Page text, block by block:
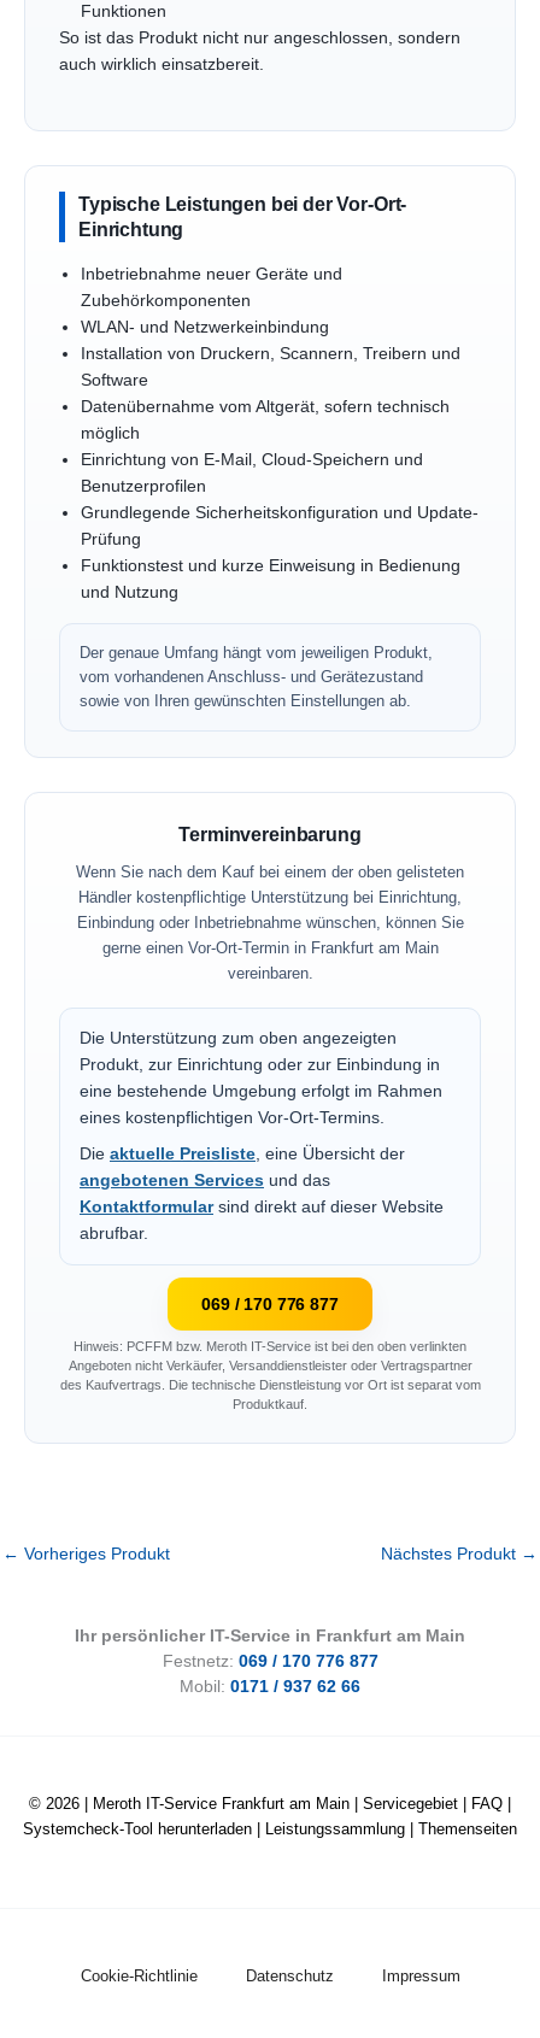
Funktionen
So ist das Produkt nicht nur angeschlossen, sondern
auch wirklich einsatzbereit.
Typische Leistungen bei der Vor-Ort-
Einrichtung
Inbetriebnahme neuer Geräte und
Zubehörkomponenten
WLAN- und Netzwerkeinbindung
Installation von Druckern, Scannern, Treibern und
Software
Datenübernahme vom Altgerät, sofern technisch
möglich
Einrichtung von E-Mail, Cloud-Speichern und
Benutzerprofilen
Grundlegende Sicherheitskonfiguration und Update-
Prüfung
Funktionstest und kurze Einweisung in Bedienung
und Nutzung
Der genaue Umfang hängt vom jeweiligen Produkt,
vom vorhandenen Anschluss- und Gerätezustand
sowie von Ihren gewünschten Einstellungen ab.
Terminvereinbarung
Wenn Sie nach dem Kauf bei einem der oben gelisteten
Händler kostenpflichtige Unterstützung bei Einrichtung,
Einbindung oder Inbetriebnahme wünschen, können Sie
gerne einen Vor-Ort-Termin in Frankfurt am Main
vereinbaren.
Die Unterstützung zum oben angezeigten
Produkt, zur Einrichtung oder zur Einbindung in
eine bestehende Umgebung erfolgt im Rahmen
eines kostenpflichtigen Vor-Ort-Termins.
Die aktuelle Preisliste , eine Übersicht der
angebotenen Services und das
Kontaktformularsind direkt auf dieser Website
abrufbar.
069 / 170 776 877
Hinweis: PCFFM bzw. Meroth IT-Service ist bei den oben verlinkten
Angeboten nicht Verkäufer, Versanddienstleister oder Vertragspartner
des Kaufvertrags. Die technische Dienstleistung vor Ort ist separat vom
Produktkauf.
← Vorheriges Produkt Nächstes Produkt →
Ihr persönlicher IT-Service in Frankfurt am Main
Festnetz: 069 / 170 776 877
Mobil: 0171 / 937 62 66
© 2026 | Meroth IT-Service Frankfurt am Main Servicegebiet FAQ
Systemcheck-Tool herunterladen
Leistungssammlung Themenseiten
Cookie-Richtlinie Datenschutz Impressum